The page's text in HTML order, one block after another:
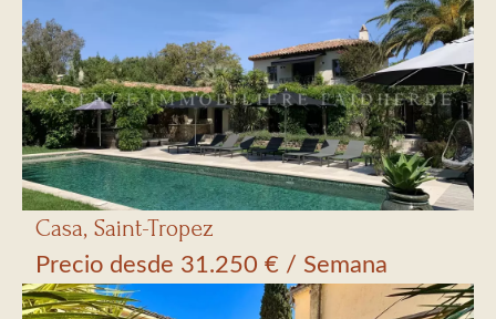
Casa, Saint-Tropez
Precio desde 31.250 € / Semana